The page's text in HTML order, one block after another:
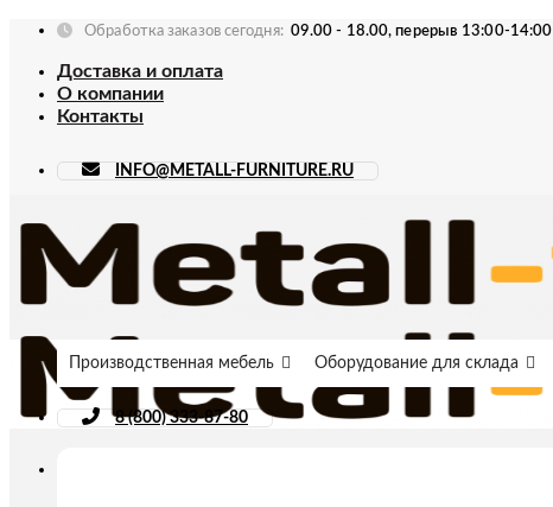
Skip
content
Обработка заказов сегодня: 09.00 - 18.00, перерыв 13:00-14:00
Доставка и оплата
О компании
Контакты
INFO@METALL-FURNITURE.RU
Производственная мебель Оборудование для склада
8 (800) 333-87-80